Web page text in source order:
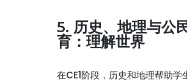
5. 历史、地理与公
育：理解世界
在CE1阶段，历史和地理帮助学